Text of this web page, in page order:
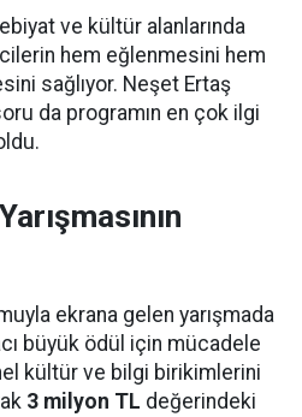
ve kültür alanlarında
hem eğlenmesini hem
sağlıyor. Neşet Ertaş
da programın en çok ilgi
ekrana gelen yarışmada
büyük ödül için mücadele
kültür ve bilgi birikimlerini
3 milyon TL değerindeki